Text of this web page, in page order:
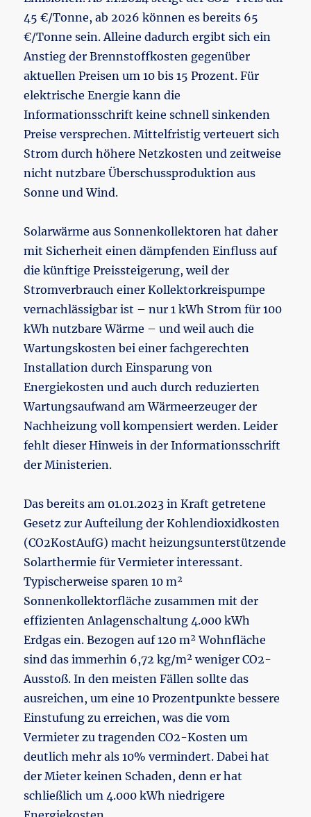
45 €/Tonne, ab 2026 können es bereits 65
€/Tonne sein. Alleine dadurch ergibt sich ein
Anstieg der Brennstoffkosten gegenüber
aktuellen Preisen um 10 bis 15 Prozent. Für
elektrische Energie kann die
Informationsschrift keine schnell sinkenden
Preise versprechen. Mittelfristig verteuert sich
Strom durch höhere Netzkosten und zeitweise
nicht nutzbare Überschussproduktion aus
Sonne und Wind.
Solarwärme aus Sonnenkollektoren hat daher
mit Sicherheit einen dämpfenden Einfluss auf
die künftige Preissteigerung, weil der
Stromverbrauch einer Kollektorkreispumpe
vernachlässigbar ist – nur 1 kWh Strom für 100
kWh nutzbare Wärme – und weil auch die
Wartungskosten bei einer fachgerechten
Installation durch Einsparung von
Energiekosten und auch durch reduzierten
Wartungsaufwand am Wärmeerzeuger der
Nachheizung voll kompensiert werden. Leider
fehlt dieser Hinweis in der Informationsschrift
der Ministerien.
Das bereits am 01.01.2023 in Kraft getretene
Gesetz zur Aufteilung der Kohlendioxidkosten
(CO2KostAufG) macht heizungsunterstützende
Solarthermie für Vermieter interessant.
Typischerweise sparen 10 m²
Sonnenkollektorfläche zusammen mit der
effizienten Anlagenschaltung 4.000 kWh
Erdgas ein. Bezogen auf 120 m² Wohnfläche
sind das immerhin 6,72 kg/m² weniger CO2-
Ausstoß. In den meisten Fällen sollte das
ausreichen, um eine 10 Prozentpunkte bessere
Einstufung zu erreichen, was die vom
Vermieter zu tragenden CO2-Kosten um
deutlich mehr als 10% vermindert. Dabei hat
der Mieter keinen Schaden, denn er hat
schließlich um 4.000 kWh niedrigere